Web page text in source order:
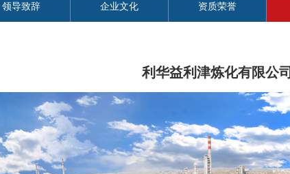
领导致辞 企业文化 资质荣誉
利华益利津炼化有限公司